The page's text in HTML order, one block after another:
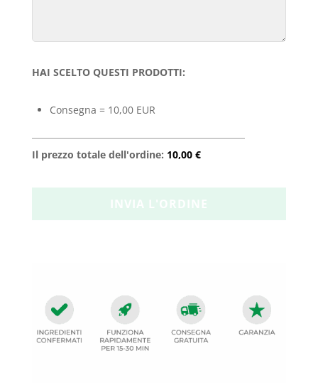
HAI SCELTO QUESTI PRODOTTI:
Consegna = 10,00 EUR
Il prezzo totale dell'ordine: 10,00 €